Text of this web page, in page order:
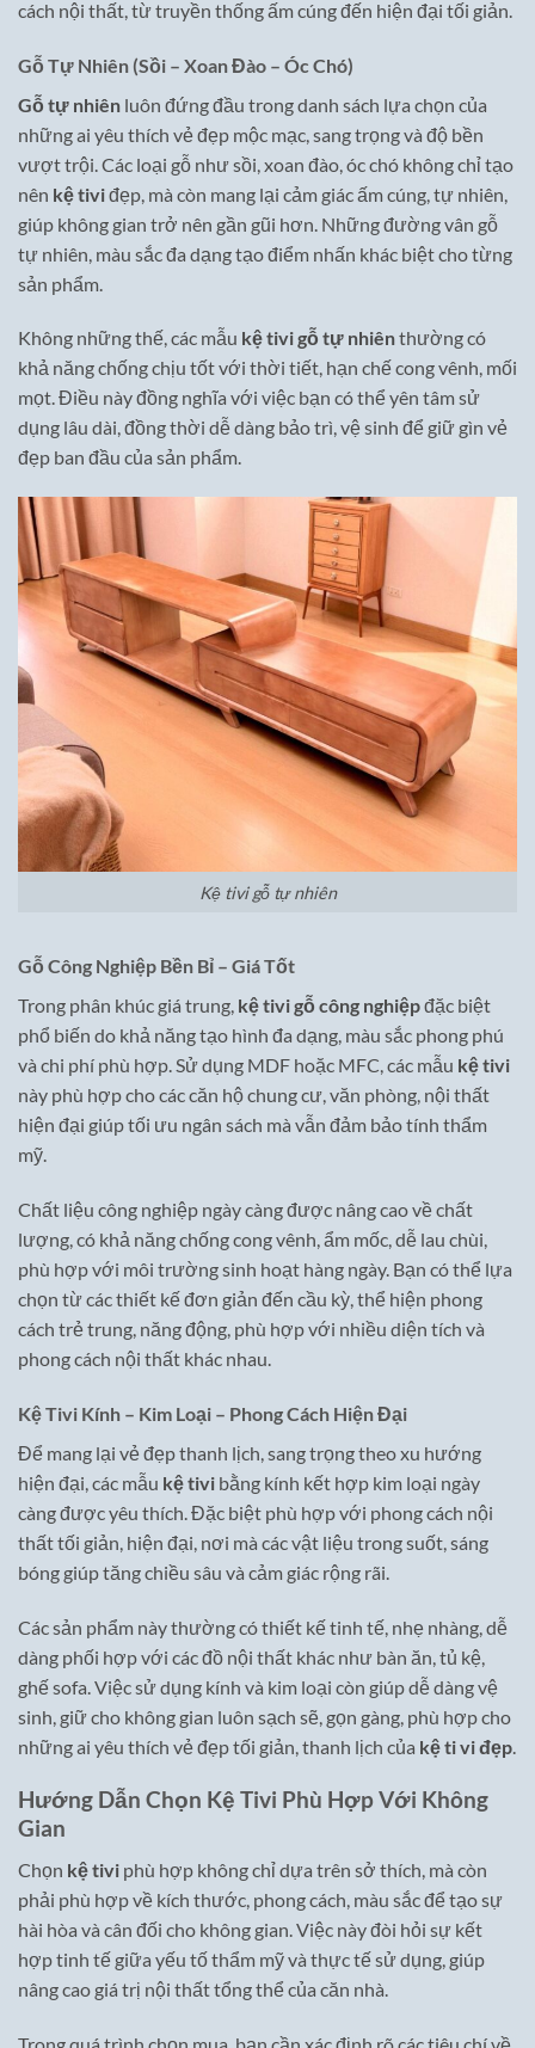
cách nội thất, từ truyền thống ấm cúng đến hiện đại tối giản.
Gỗ Tự Nhiên (Sồi – Xoan Đào – Óc Chó)
Gỗ tự nhiên luôn đứng đầu trong danh sách lựa chọn của
những ai yêu thích vẻ đẹp mộc mạc, sang trọng và độ bền
vượt trội. Các loại gỗ như sồi, xoan đào, óc chó không chỉ tạo
nên kệ tiviđẹp, mà còn mang lại cảm giác ấm cúng, tự nhiên,
giúp không gian trở nên gần gũi hơn. Những đường vân gỗ
tự nhiên, màu sắc đa dạng tạo điểm nhấn khác biệt cho từng
sản phẩm.
Không những thế, các mẫu kệ tivi gỗ tự nhiênthường có
khả năng chống chịu tốt với thời tiết, hạn chế cong vênh, mối
mọt. Điều này đồng nghĩa với việc bạn có thể yên tâm sử
dụng lâu dài, đồng thời dễ dàng bảo trì, vệ sinh để giữ gìn vẻ
đẹp ban đầu của sản phẩm.
Kệ tivi gỗ tự nhiên
Gỗ Công Nghiệp Bền Bỉ – Giá Tốt
Trong phân khúc giá trung, kệ tivi gỗ công nghiệpđặc biệt
phổ biến do khả năng tạo hình đa dạng, màu sắc phong phú
và chi phí phù hợp. Sử dụng MDF hoặc MFC, các mẫu kệ tivi
này phù hợp cho các căn hộ chung cư, văn phòng, nội thất
hiện đại giúp tối ưu ngân sách mà vẫn đảm bảo tính thẩm
mỹ.
Chất liệu công nghiệp ngày càng được nâng cao về chất
lượng, có khả năng chống cong vênh, ẩm mốc, dễ lau chùi,
phù hợp với môi trường sinh hoạt hàng ngày. Bạn có thể lựa
chọn từ các thiết kế đơn giản đến cầu kỳ, thể hiện phong
cách trẻ trung, năng động, phù hợp với nhiều diện tích và
phong cách nội thất khác nhau.
Kệ Tivi Kính – Kim Loại – Phong Cách Hiện Đại
Để mang lại vẻ đẹp thanh lịch, sang trọng theo xu hướng
hiện đại, các mẫu kệ tivi bằng kính kết hợp kim loại ngày
càng được yêu thích. Đặc biệt phù hợp với phong cách nội
thất tối giản, hiện đại, nơi mà các vật liệu trong suốt, sáng
bóng giúp tăng chiều sâu và cảm giác rộng rãi.
Các sản phẩm này thường có thiết kế tinh tế, nhẹ nhàng, dễ
dàng phối hợp với các đồ nội thất khác như bàn ăn, tủ kệ,
ghế sofa. Việc sử dụng kính và kim loại còn giúp dễ dàng vệ
sinh, giữ cho không gian luôn sạch sẽ, gọn gàng, phù hợp cho
những ai yêu thích vẻ đẹp tối giản, thanh lịch của kệ ti vi đẹp
Hướng Dẫn Chọn Kệ Tivi Phù Hợp Với Không
Gian
Chọn kệ tivi phù hợp không chỉ dựa trên sở thích, mà còn
phải phù hợp về kích thước, phong cách, màu sắc để tạo sự
hài hòa và cân đối cho không gian. Việc này đòi hỏi sự kết
hợp tinh tế giữa yếu tố thẩm mỹ và thực tế sử dụng, giúp
nâng cao giá trị nội thất tổng thể của căn nhà.